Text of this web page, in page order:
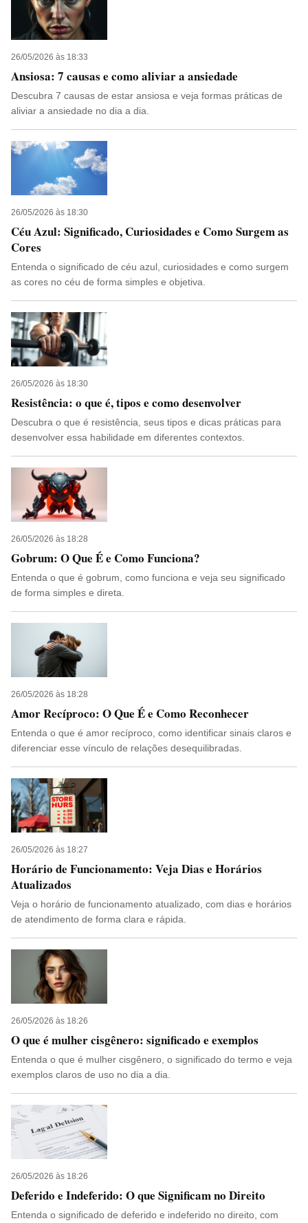
26/05/2026 às 18:33
Ansiosa: 7 causas e como aliviar a ansiedade
Descubra 7 causas de estar ansiosa e veja formas práticas de
aliviar a ansiedade no dia a dia.
26/05/2026 às 18:30
Céu Azul: Significado, Curiosidades e Como Surgem as
Cores
Entenda o significado de céu azul, curiosidades e como surgem
as cores no céu de forma simples e objetiva.
26/05/2026 às 18:30
Resistência: o que é, tipos e como desenvolver
Descubra o que é resistência, seus tipos e dicas práticas para
desenvolver essa habilidade em diferentes contextos.
26/05/2026 às 18:28
Gobrum: O Que É e Como Funciona?
Entenda o que é gobrum, como funciona e veja seu significado
de forma simples e direta.
26/05/2026 às 18:28
Amor Recíproco: O Que É e Como Reconhecer
Entenda o que é amor recíproco, como identificar sinais claros e
diferenciar esse vínculo de relações desequilibradas.
26/05/2026 às 18:27
Horário de Funcionamento: Veja Dias e Horários
Atualizados
Veja o horário de funcionamento atualizado, com dias e horários
de atendimento de forma clara e rápida.
26/05/2026 às 18:26
O que é mulher cisgênero: significado e exemplos
Entenda o que é mulher cisgênero, o significado do termo e veja
exemplos claros de uso no dia a dia.
26/05/2026 às 18:26
Deferido e Indeferido: O que Significam no Direito
Entenda o significado de deferido e indeferido no direito, com